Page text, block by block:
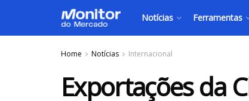
Notícias Ferramentas
Home Notícias Internacional
Exportações da